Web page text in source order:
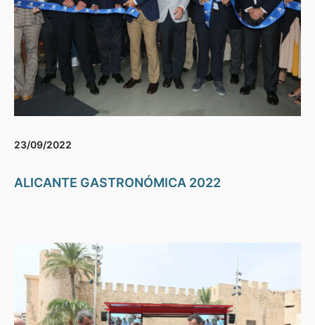
23/09/2022
ALICANTE GASTRONÓMICA 2022